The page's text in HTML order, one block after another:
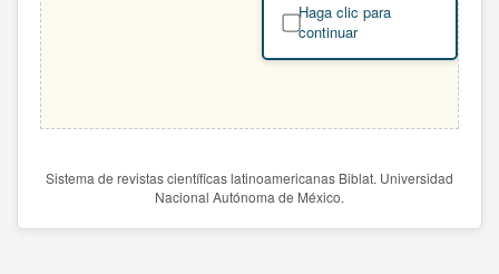
Haga clic para
continuar
Sistema de revistas científicas latinoamericanas Biblat. Universidad
Nacional Autónoma de México.